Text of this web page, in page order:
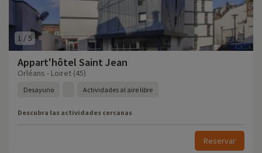
1 /5
Appart'hôtel Saint Jean
Orléans - Loiret (45)
Desayuno Actividades al aire libre
Descubra las actividades cercanas
Reservar